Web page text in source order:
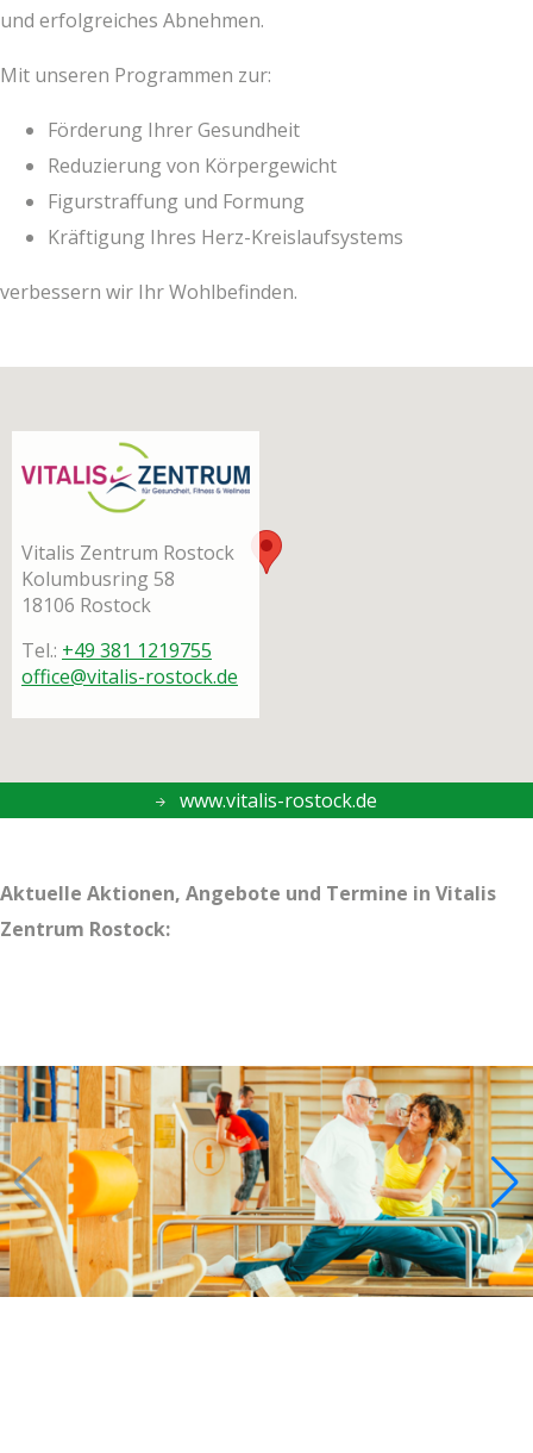
und erfolg­rei­ches Abnehmen.
Mit unse­ren Pro­gram­men zur:
För­de­rung Ihrer Gesundheit
Redu­zie­rung von Körpergewicht
Figur­straf­fung und Formung
Kräf­ti­gung Ihres Herz-Kreislaufsystems
ver­bes­sern wir Ihr Wohlbefinden.
Vita­lis Zen­trum Rostock
Kolum­bus­ring 58
18106 Ros­tock
Tel.: +49 381 1219755
office@vitalis-rostock.de
www.vitalis-rostock.de
Aktuelle Aktionen, Angebote und Termine in Vita­lis
Zen­trum Rostock: